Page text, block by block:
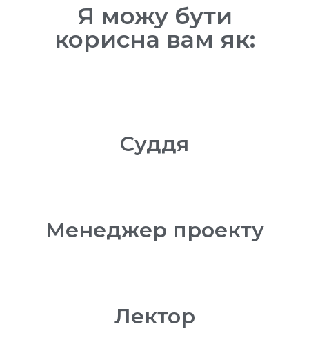
Я можу бути
корисна вам як:
Суддя
Менеджер проекту
Лектор